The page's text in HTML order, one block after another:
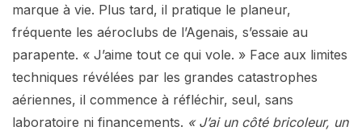
marque à vie. Plus tard, il pratique le planeur,
fréquente les aéroclubs de l’Agenais, s’essaie au
parapente. « J’aime tout ce qui vole. » Face aux limites
techniques révélées par les grandes catastrophes
aériennes, il commence à réfléchir, seul, sans
laboratoire ni financements. « J’ai un côté bricoleur, un